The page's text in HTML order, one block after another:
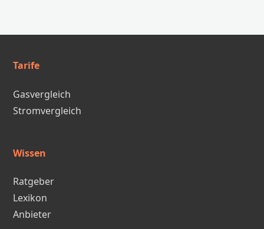
Tarife
Gasvergleich
Stromvergleich
Wissen
Ratgeber
Lexikon
Anbieter